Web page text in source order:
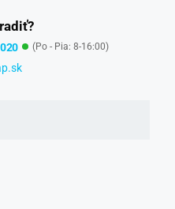
(Po - Pia: 8-16:00)